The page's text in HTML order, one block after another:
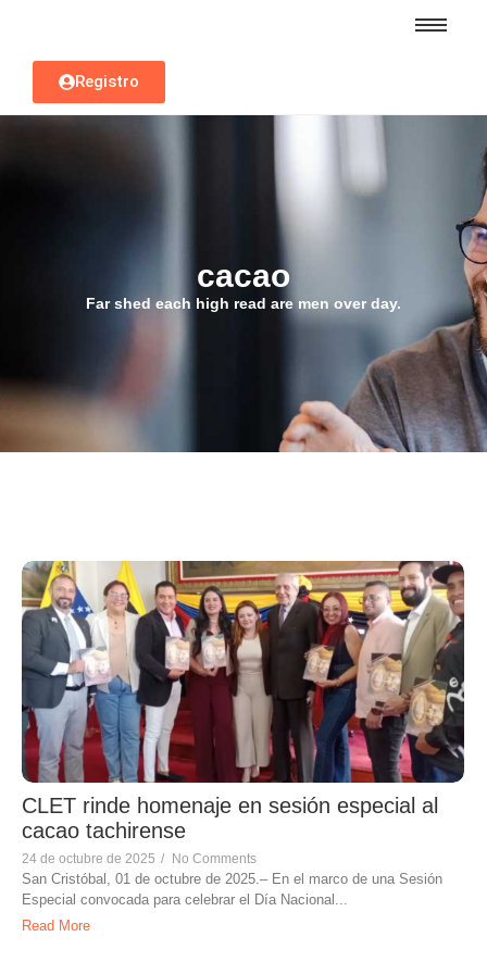
Registro
cacao
Far shed each high read are men over day.
CLET rinde homenaje en sesión especial al
cacao tachirense
24 de octubre de 2025 / No Comments
San Cristóbal, 01 de octubre de 2025.– En el marco de una Sesión
Especial convocada para celebrar el Día Nacional...
Read More